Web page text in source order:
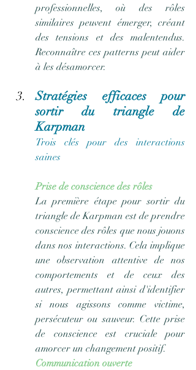
professionnelles, où des rôles
similaires peuvent émerger, créant
des tensions et des malentendus.
Reconnaître ces patterns peut aider
à les désamorcer.
Stratégies efficaces pour
sortir du triangle de
Karpman
Trois clés pour des interactions
saines
Prise de conscience des rôles
La première étape pour sortir du
triangle de Karpman est de prendre
conscience des rôles que nous jouons
dans nos interactions. Cela implique
une observation attentive de nos
comportements et de ceux des
autres, permettant ainsi d'identifier
si nous agissons comme victime,
persécuteur ou sauveur. Cette prise
de conscience est cruciale pour
amorcer un changement positif.
Communication ouverte